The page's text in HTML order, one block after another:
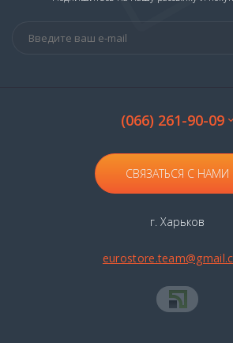
(066) 261-90-09
СВЯЗАТЬСЯ С НАМИ
г. Харьков